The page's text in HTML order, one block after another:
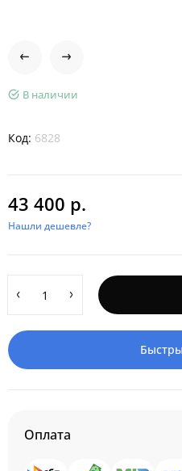
В наличии
Код: 6828
43 400 р.
Нашли дешевле?
Оплата